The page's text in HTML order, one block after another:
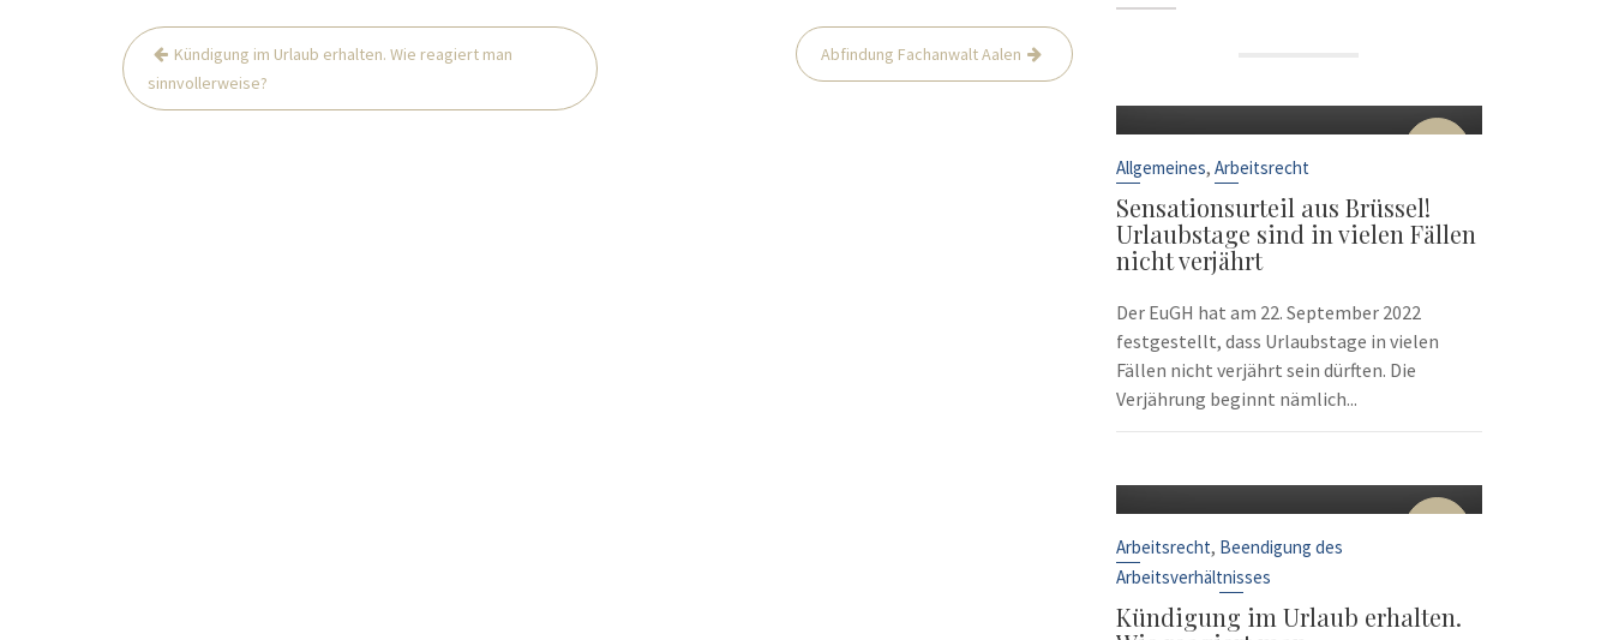
Beitrags-
Navigation
Kündigung im Urlaub erhalten. Wie reagiert man
sinnvollerweise?
Abfindung Fachanwalt Aalen
22
Allgemeines,Arbeitsrecht
Sensationsurteil aus Brüssel!
Urlaubstage sind in vielen Fällen
nicht verjährt
Der EuGH hat am 22. September 2022
festgestellt, dass Urlaubstage in vielen
Fällen nicht verjährt sein dürften. Die
Verjährung beginnt nämlich...
10
Arbeitsrecht, Beendigung des
Arbeitsverhältnisses
Kündigung im Urlaub erhalten.